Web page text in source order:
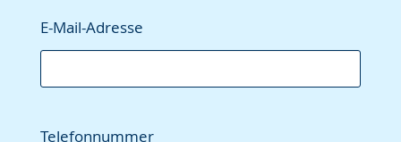
E-Mail-Adresse
Telefonnummer